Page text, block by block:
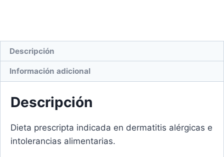
Descripción
Información adicional
Descripción
Dieta prescripta indicada en dermatitis alérgicas e
intolerancias alimentarias.